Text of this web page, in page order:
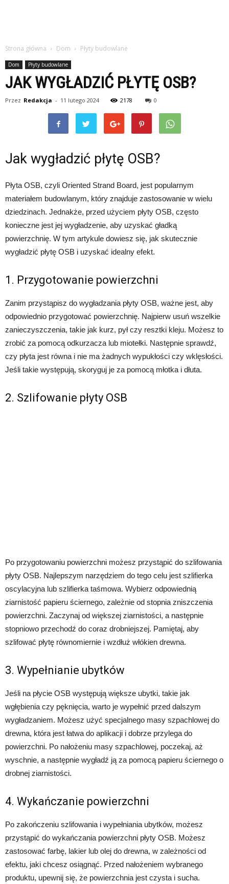
Strona główna Dom Płyty budowlane
Dom Płyty budowlane
JAK WYGŁADZIĆ PŁYTĘ OSB?
Przez Redakcja - 11 lutego 2024 2178 0
Jak wygładzić płytę OSB?
Płyta OSB, czyli Oriented Strand Board, jest popularnym
materiałem budowlanym, który znajduje zastosowanie w wielu
dziedzinach. Jednakże, przed użyciem płyty OSB, często
konieczne jest jej wygładzenie, aby uzyskać gładką
powierzchnię. W tym artykule dowiesz się, jak skutecznie
wygładzić płytę OSB i uzyskać idealny efekt.
1. Przygotowanie powierzchni
Zanim przystąpisz do wygładzania płyty OSB, ważne jest, aby
odpowiednio przygotować powierzchnię. Najpierw usuń wszelkie
zanieczyszczenia, takie jak kurz, pył czy resztki kleju. Możesz to
zrobić za pomocą odkurzacza lub miotełki. Następnie sprawdź,
czy płyta jest równa i nie ma żadnych wypukłości czy wklęsłości.
Jeśli takie występują, skoryguj je za pomocą młotka i dłuta.
2. Szlifowanie płyty OSB
Po przygotowaniu powierzchni możesz przystąpić do szlifowania
płyty OSB. Najlepszym narzędziem do tego celu jest szlifierka
oscylacyjna lub szlifierka taśmowa. Wybierz odpowiednią
ziarnistość papieru ściernego, zależnie od stopnia zniszczenia
powierzchni. Zaczynaj od większej ziarnistości, a następnie
stopniowo przechodź do coraz drobniejszej. Pamiętaj, aby
szlifować płytę równomiernie i wzdłuż włókien drewna.
3. Wypełnianie ubytków
Jeśli na płycie OSB występują większe ubytki, takie jak
wgłębienia czy pęknięcia, warto je wypełnić przed dalszym
wygładzaniem. Możesz użyć specjalnego masy szpachlowej do
drewna, która jest łatwa do aplikacji i dobrze przylega do
powierzchni. Po nałożeniu masy szpachlowej, poczekaj, aż
wyschnie, a następnie wygładź ją za pomocą papieru ściernego o
drobnej ziarnistości.
4. Wykańczanie powierzchni
Po zakończeniu szlifowania i wypełniania ubytków, możesz
przystąpić do wykańczania powierzchni płyty OSB. Możesz
zastosować farbę, lakier lub olej do drewna, w zależności od
efektu, jaki chcesz osiągnąć. Przed nałożeniem wybranego
produktu, upewnij się, że powierzchnia jest czysta i sucha.